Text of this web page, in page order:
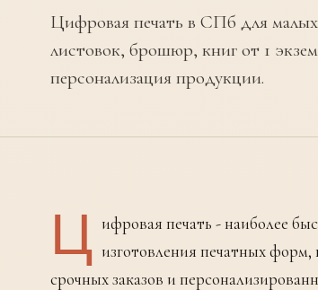
Цифровая печать в СПб для
листовок, брошюр, книг от 1
персонализация продукции.
Ц ифровая печать - наиболее
изготовления печатных
срочных заказов и